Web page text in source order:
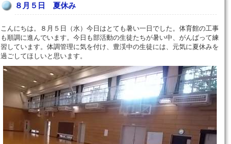
８月５日 夏休み
こんにちは。８月５日（水）今日はとても暑い一日でした。体育館の工事
も順調に進んでいます。今日も部活動の生徒たちが暑い中、がんばって練
習しています。体調管理に気を付け、豊渓中の生徒には、元気に夏休みを
過ごしてほしいと思います。